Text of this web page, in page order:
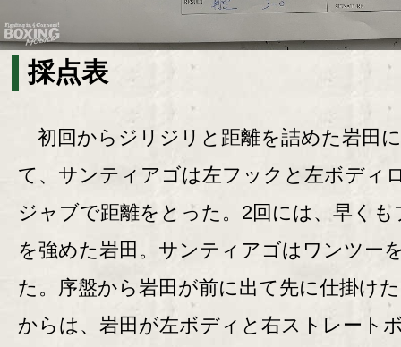
採点表
初回からジリジリと距離を詰めた岩田
て、サンティアゴは左フックと左ボディ
ジャブで距離をとった。2回には、早くも
を強めた岩田。サンティアゴはワンツー
た。序盤から岩田が前に出て先に仕掛け
からは、岩田が左ボディと右ストレート